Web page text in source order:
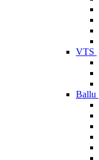
VTS
Ballu